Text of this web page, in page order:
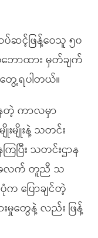
ဆင့်ဖြန့်ဝေသူ ၅၀
ဘောထား မှတ်ချက်
တွေ့ရပါတယ်။
ေတဲ့ ကာလမှာ
မျိုးနဲ့ သတင်း
ြပြီး သတင်းဌာန
လက် တူညီ သ
ပြောချင်တဲ့
မှုတွေနဲ့ လည်း ဖြန့်